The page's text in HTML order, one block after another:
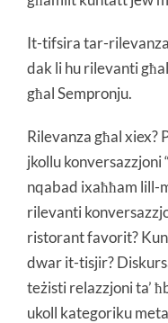
It-tifsira tar-
dak li hu rilevanti
għal Sempronju.
Rilevanza għal xiex?
jkollu konversazzjoni
nqabad ixaħħam lill-
rilevanti
ristorant favorit?
dwar it-tisjir?
teżisti relazzjoni ta’
ukoll kategoriku